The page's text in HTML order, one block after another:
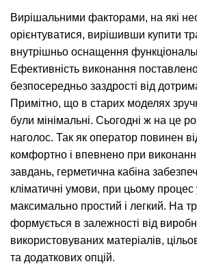
Вирішальними факторами, на які
орієнтуватися, вирішивши купити
внутрішньо оснащення
Ефективність виконання
безпосередньо заздрості від
Примітно, що в старих моделях
були мінімальні. Сьогодні ж на це
наголос. Так як оператор повинен
комфортно і впевнено при
завдань, герметична кабіна
кліматичні умови, при цьому процес
максимально простий і легкий. На
формується в залежності від
використовуваних матеріалів,
та додаткових опцій.